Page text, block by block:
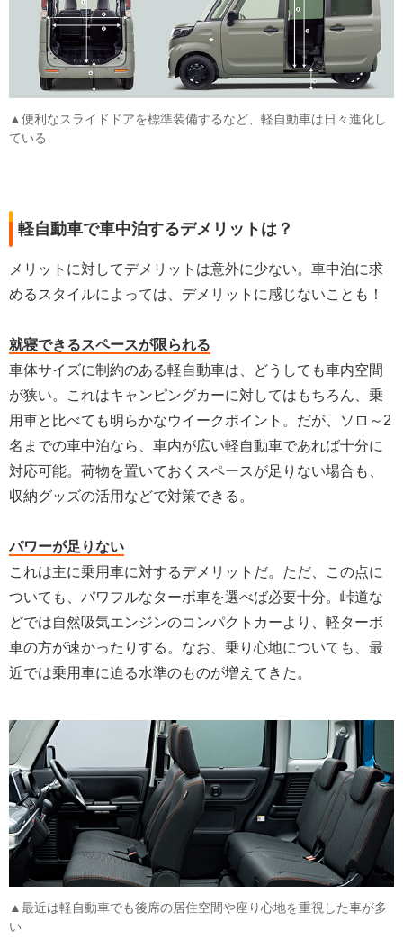
▲便利なスライドドアを標準装備するなど、軽自動車は日々進化し
ている
軽自動車で車中泊するデメリットは？
メリットに対してデメリットは意外に少ない。車中泊に求
めるスタイルによっては、デメリットに感じないことも！
就寝できるスペースが限られる
車体サイズに制約のある軽自動車は、どうしても車内空間
が狭い。これはキャンピングカーに対してはもちろん、乗
用車と比べても明らかなウイークポイント。だが、ソロ～2
名までの車中泊なら、車内が広い軽自動車であれば十分に
対応可能。荷物を置いておくスペースが足りない場合も、
収納グッズの活用などで対策できる。
パワーが足りない
これは主に乗用車に対するデメリットだ。ただ、この点に
ついても、パワフルなターボ車を選べば必要十分。峠道な
どでは自然吸気エンジンのコンパクトカーより、軽ターボ
車の方が速かったりする。なお、乗り心地についても、最
近では乗用車に迫る水準のものが増えてきた。
▲最近は軽自動車でも後席の居住空間や座り心地を重視した車が多
い